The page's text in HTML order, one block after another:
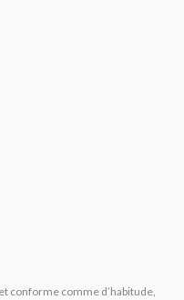
conforme comme d’habitude,